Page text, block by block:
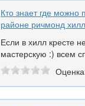
Кто знает где
районе ричмонд
Если в хилл кресте
мастерскую :) всем